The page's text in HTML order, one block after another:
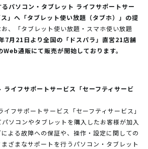
パソコン・タブレット ライフサポートサー
」へ「タブレット使い放題（タブホ）」の提
お、「タブレット使い放題・スマホ使い放題
7月21日より全国の「ドスパラ」直営21店舗
通販にて販売が開始しております。
イフサポートサービス「セーフティサービ
フサポートサービス「セーフティサービス」
ソコンやタブレットを購入したお客様が加入
よる故障への保証や、操作・設定に関しての
ざまなサポートを行うパソコン・タブレット